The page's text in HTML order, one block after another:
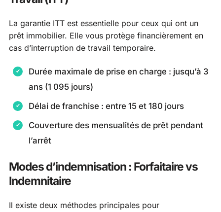
La garantie ITT est essentielle pour ceux qui ont un
prêt immobilier. Elle vous protège financièrement en
cas d’interruption de travail temporaire.
Durée maximale de prise en charge : jusqu’à 3
ans (1 095 jours)
Délai de franchise : entre 15 et 180 jours
Couverture des mensualités de prêt pendant
l’arrêt
Modes d’indemnisation : Forfaitaire vs
Indemnitaire
Il existe deux méthodes principales pour